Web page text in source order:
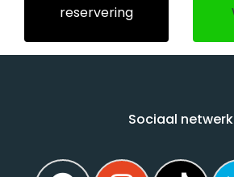
reservering
Sociaal netwerk